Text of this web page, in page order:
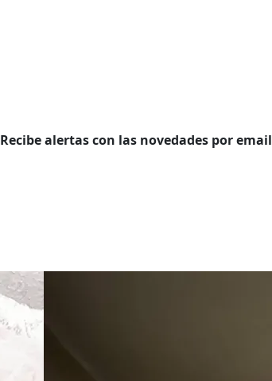
Recibe alertas con las novedades por email